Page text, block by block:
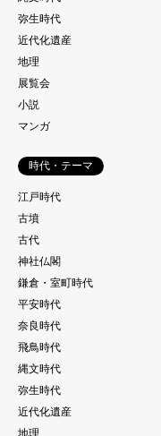
弥生時代
近代化遺産
地理
展覧会
小説
マンガ
時代・テーマ
江戸時代
古墳
古代
神社仏閣
鎌倉・室町時代
平安時代
奈良時代
飛鳥時代
縄文時代
弥生時代
近代化遺産
地理